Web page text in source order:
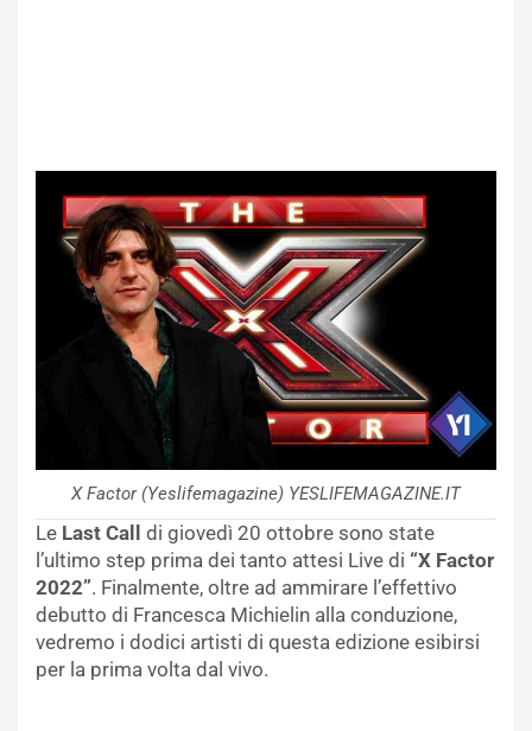
X Factor (Yeslifemagazine) YESLIFEMAGAZINE.IT
Le Last Call di giovedì 20 ottobre sono state
l’ultimo step prima dei tanto attesi Live di “X Factor
2022”. Finalmente, oltre ad ammirare l’effettivo
debutto di Francesca Michielin alla conduzione,
vedremo i dodici artisti di questa edizione esibirsi
per la prima volta dal vivo.